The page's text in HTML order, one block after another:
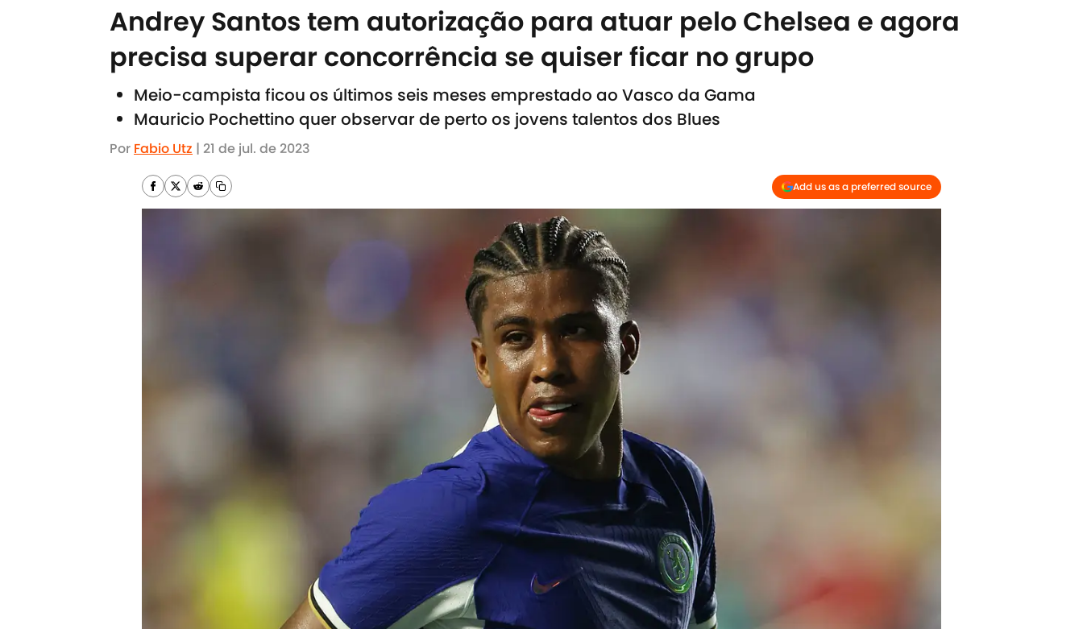
Andrey Santos tem autorização para atuar pelo Chelsea e agora
precisa superar concorrência se quiser ficar no grupo
Meio-campista ficou os últimos seis meses emprestado ao Vasco da Gama
Mauricio Pochettino quer observar de perto os jovens talentos dos Blues
Por Fabio Utz | 21 de jul. de 2023
Add us as a preferred source